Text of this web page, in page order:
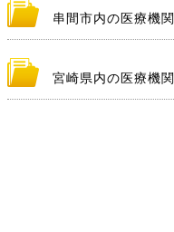
串間市内の医療機関
宮崎県内の医療機関